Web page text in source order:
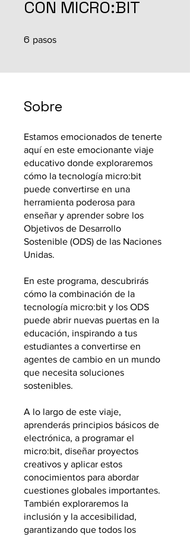
CON MICRO:BIT
6 pasos
Sobre
Estamos emocionados de tenerte
aquí en este emocionante viaje
educativo donde exploraremos
cómo la tecnología micro:bit
puede convertirse en una
herramienta poderosa para
enseñar y aprender sobre los
Objetivos de Desarrollo
Sostenible (ODS) de las Naciones
Unidas.
En este programa, descubrirás
cómo la combinación de la
tecnología micro:bit y los ODS
puede abrir nuevas puertas en la
educación, inspirando a tus
estudiantes a convertirse en
agentes de cambio en un mundo
que necesita soluciones
sostenibles.
A lo largo de este viaje,
aprenderás principios básicos de
electrónica, a programar el
micro:bit, diseñar proyectos
creativos y aplicar estos
conocimientos para abordar
cuestiones globales importantes.
También exploraremos la
inclusión y la accesibilidad,
garantizando que todos los